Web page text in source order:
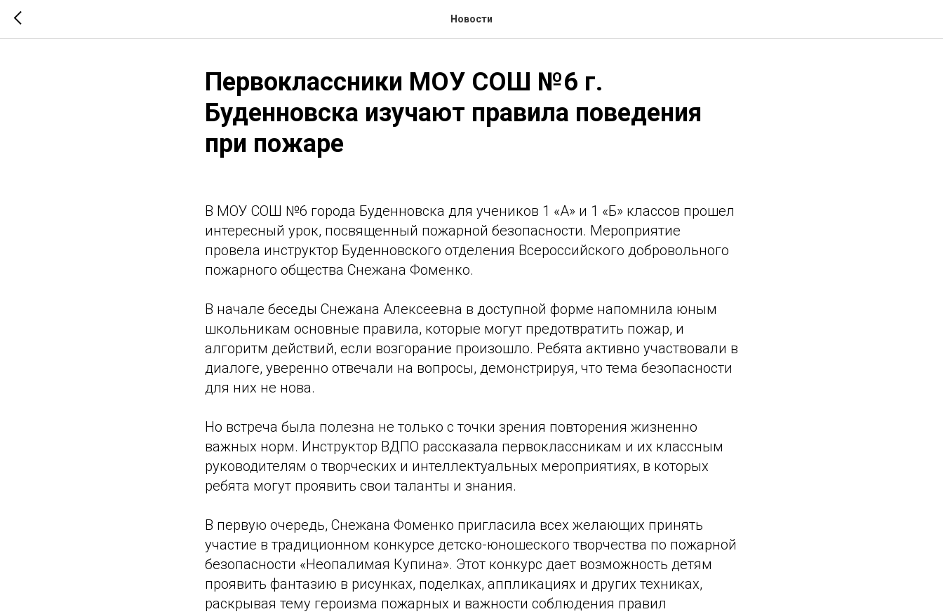
Новости
Первоклассники МОУ СОШ №6 г.
Буденновска изучают правила поведения
при пожаре
В МОУ СОШ №6 города Буденновска для учеников 1 «А» и 1 «Б» классов прошел
интересный урок, посвященный пожарной безопасности. Мероприятие
провела инструктор Буденновского отделения Всероссийского добровольного
пожарного общества Снежана Фоменко.
В начале беседы Снежана Алексеевна в доступной форме напомнила юным
школьникам основные правила, которые могут предотвратить пожар, и
алгоритм действий, если возгорание произошло. Ребята активно участвовали в
диалоге, уверенно отвечали на вопросы, демонстрируя, что тема безопасности
для них не нова.
Но встреча была полезна не только с точки зрения повторения жизненно
важных норм. Инструктор ВДПО рассказала первоклассникам и их классным
руководителям о творческих и интеллектуальных мероприятиях, в которых
ребята могут проявить свои таланты и знания.
В первую очередь, Снежана Фоменко пригласила всех желающих принять
участие в традиционном конкурсе детско-юношеского творчества по пожарной
безопасности «Неопалимая Купина». Этот конкурс дает возможность детям
проявить фантазию в рисунках, поделках, аппликациях и других техниках,
раскрывая тему героизма пожарных и важности соблюдения правил